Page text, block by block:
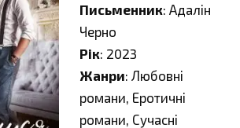
Письменник: Адалін
Черно
Рік: 2023
Жанри: Любовні
романи, Еротичні
романи, Сучасні